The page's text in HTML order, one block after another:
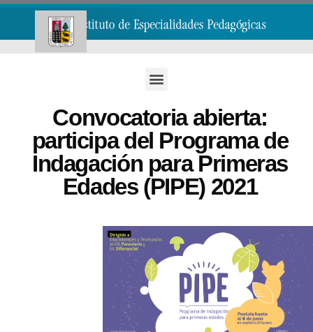
Convocatoria abierta:
participa del Programa de
Indagación para Primeras
Edades (PIPE) 2021